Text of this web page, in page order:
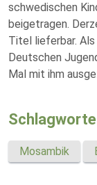
schwedischen
beigetragen.
Titel lieferbar.
Deutschen
Mal mit ihm
Schlagworte
Mosambik